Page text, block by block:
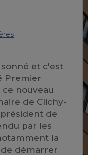
et c'est
Premier
nouveau
de Clichy-
de
par les
la
de démarrer